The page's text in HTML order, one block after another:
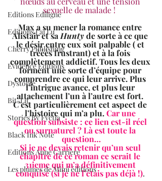
Editions Ediligne
Editions J'ai Lu
Cherry Publishing
Evidence Editions
Dystopie
Bit-Lit
Stories By Fyctia
Black Ink Note
Editions Anne Carrière
Les plumes de Mimi éditions
sexuelle de malade !
Max a su mener la romance entre
Alistair et sa Hunty de sorte à ce que
le désir entre eux soit palpable ( et
trèèès frustrant) et à la fois
complètement addictif. Tous les deux
forment une sorte d’équipe pour
comprendre ce qui leur arrive. Plus
l’intrigue avance, et plus leur
attachement l’un à l’autre est fort.
C’est particulièrement cet aspect de
l’histoire qui m’a plu. Car une
question subsiste : ce lien est-il réel
ou surnaturel ? Là est toute la
question…
Si je ne devais retenir qu’un seul
chapitre de ce roman ce serait le
31ieme qui m’a définitivement
conquise (si je ne l’étais pas déjà !).